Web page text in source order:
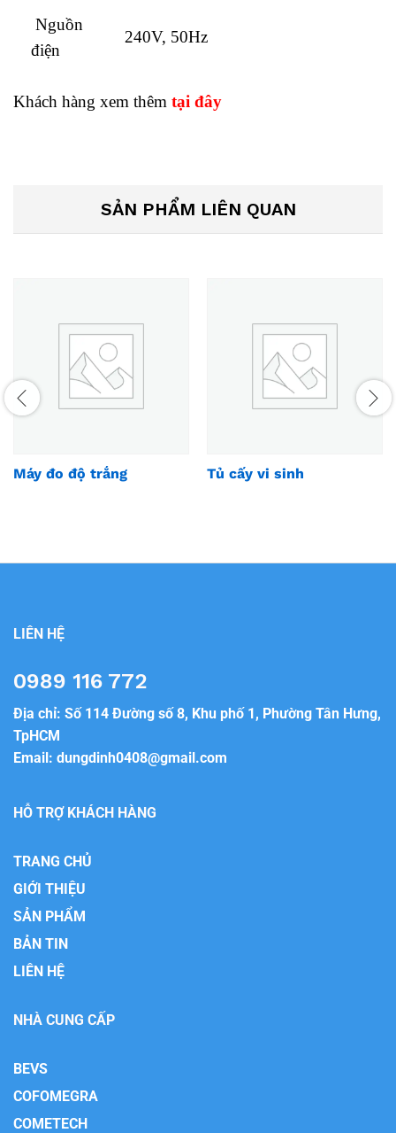
Nguồn
điện
240V, 50Hz
Khách hàng xem thêm tại đây
SẢN PHẨM LIÊN QUAN
Máy đo độ trắng Tủ cấy vi sinh
LIÊN HỆ
0989 116 772
Địa chỉ: Số 114 Đường số 8, Khu phố 1, Phường Tân Hưng,
TpHCM
Email: dungdinh0408@gmail.com
HỖ TRỢ KHÁCH HÀNG
TRANG CHỦ
GIỚI THIỆU
SẢN PHẨM
BẢN TIN
LIÊN HỆ
NHÀ CUNG CẤP
BEVS
COFOMEGRA
COMETECH